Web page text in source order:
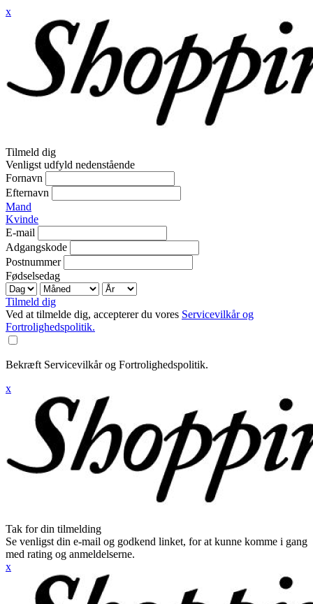
x
Tilmeld dig
Venligst udfyld nedenstående
Fornavn
Efternavn
Mand
Kvinde
E-mail
Adgangskode
Postnummer
Fødselsedag
Tilmeld dig
Ved at tilmelde dig, accepterer du vores Servicevilkår og
Fortrolighedspolitik.
Bekræft Servicevilkår og Fortrolighedspolitik.
x
Tak for din tilmelding
Se venligst din e-mail og godkend linket, for at kunne komme i gang
med rating og anmeldelserne.
x